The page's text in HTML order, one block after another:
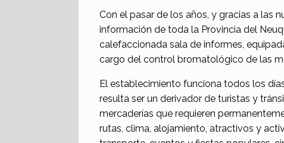
Con el pasar de los años, y gracias a las
información de toda la Provincia del
calefaccionada sala de informes,
cargo del control bromatológico de las
El establecimiento funciona todos los
resulta ser un derivador de turistas y
mercaderías que requieren
rutas, clima, alojamiento, atractivos y